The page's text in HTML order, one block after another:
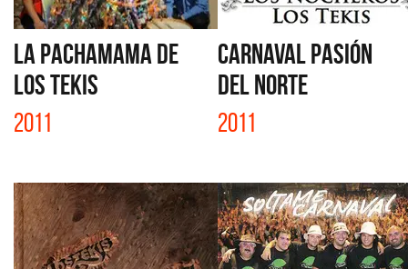
LA PACHAMAMA DE
LOS TEKIS
2011
CARNAVAL PASIÓN
DEL NORTE
2011